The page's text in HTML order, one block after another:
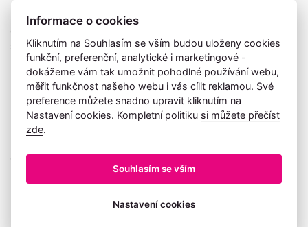
Největší výběr dárků přes 400 produktů skladem. Rychlé nebo
soutěže Muž roku.
Časté dotazy
O nákupu
Informace o cookies
Kliknutím na Souhlasím se vším budou uloženy cookies
funkční, preferenční, analytické i marketingové -
dokážeme vám tak umožnit pohodlné používání webu,
měřit funkčnost našeho webu i vás cílit reklamou. Své
preference můžete snadno upravit kliknutím na
Nastavení cookies. Kompletní politiku si můžete přečíst
zde.
Souhlasím se vším
Nastavení cookies